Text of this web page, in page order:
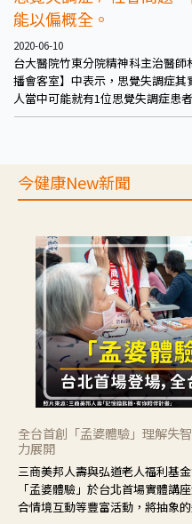
能以偏概全。
2020-06-10
台大醫院竹東分院精神科主治醫
播會客室】中表示，思覺失調症
人當中可能就有1位思覺失調症患
糖、胰島素分泌不正常一樣，思
今健康New新聞
全台首創「孟婆體驗」理解失
力展開
三商美邦人壽與弘道老人福利基
「孟婆體驗」於台北首場實體講
合情境互動等豐富活動，將抽象